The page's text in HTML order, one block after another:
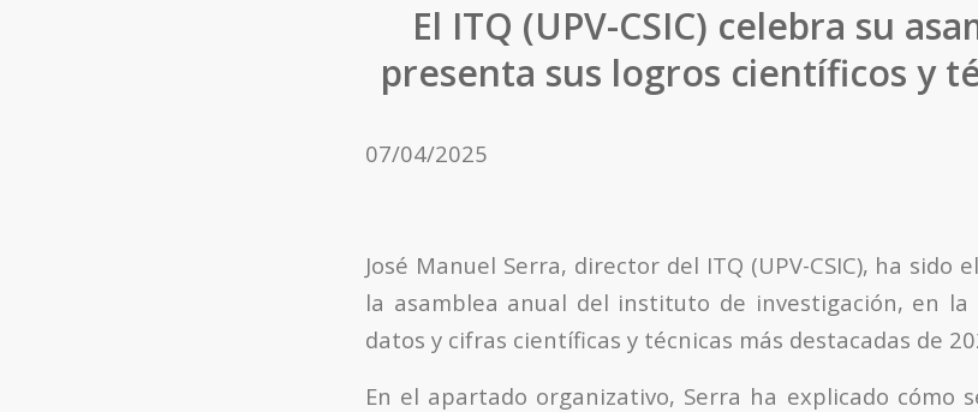
El ITQ (UPV-CSIC) celebra su
presenta sus logros científicos y
07/04/2025
José Manuel Serra, director del ITQ (UPV-CSIC), ha
la asamblea anual del instituto de investigación, en
datos y cifras científicas y técnicas más destacadas de
En el apartado organizativo, Serra ha explicado cómo